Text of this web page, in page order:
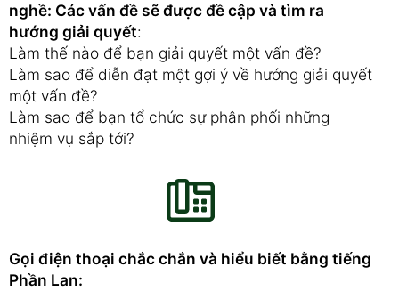
nghề: Các vấn đề sẽ được đề cập và tìm ra
hướng giải quyết:
Làm thế nào để bạn giải quyết một vấn đề?
Làm sao để diễn đạt một gợi ý về hướng giải quyết
một vấn đề?
Làm sao để bạn tổ chức sự phân phối những
nhiệm vụ sắp tới?
Gọi điện thoại chắc chắn và hiểu biết bằng tiếng
Phần Lan: